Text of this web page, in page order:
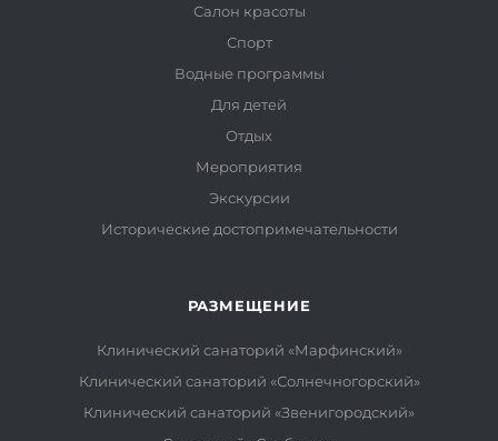
Салон красоты
Спорт
Водные программы
Для детей
Отдых
Мероприятия
Экскурсии
Исторические достопримечательности
РАЗМЕЩЕНИЕ
Клинический санаторий «Марфинский»
Клинический санаторий «Солнечногорский»
Клинический санаторий «Звенигородский»